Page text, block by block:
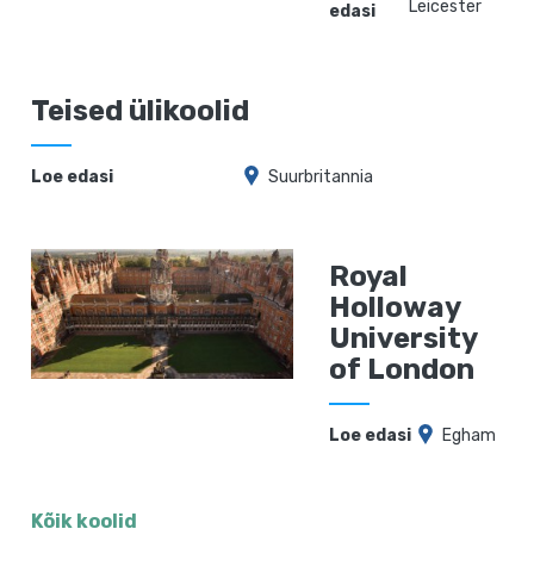
edasi
Leicester
Teised ülikoolid
Loe edasi Suurbritannia
Royal
Holloway
University
of London
Loe edasi Egham
Kõik koolid